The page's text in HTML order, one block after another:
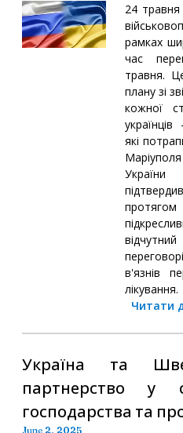
24 травня
рамках
час
травня.
плану зі
кожної
які
України
в'язнів
лікування.
Читати
Україна та
партнерство у
господарства та
June 2, 2025